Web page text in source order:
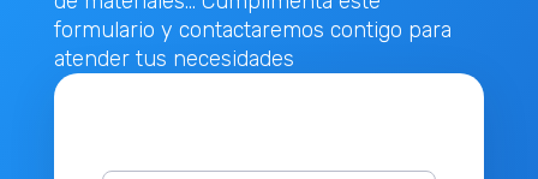
formulario y contactaremos contigo para
atender tus necesidades